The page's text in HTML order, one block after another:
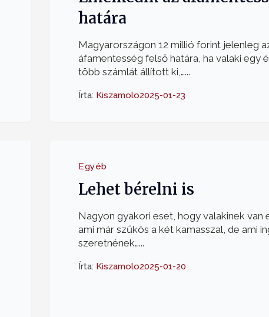
határa
Magyarországon 12 millió forint jelenleg
áfamentesség felső határa, ha valaki egy
több számlát állított ki,…...
Írta: Kiszamolo2025-01-23
Egyéb
Lehet bérelni is
Nagyon gyakori eset, hogy valakinek van
ami már szűkös a két kamasszal, de ami
szeretnének…...
Írta: Kiszamolo2025-01-20